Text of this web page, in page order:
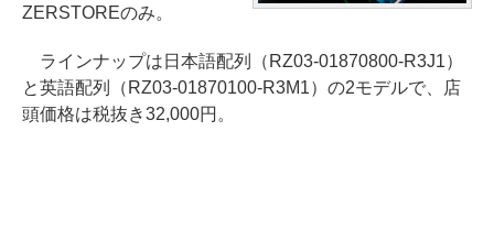
ZERSTOREのみ。
ラインナップは日本語配列（RZ03-01870800-R3J1）
と英語配列（RZ03-01870100-R3M1）の2モデルで、店
頭価格は税抜き32,000円。